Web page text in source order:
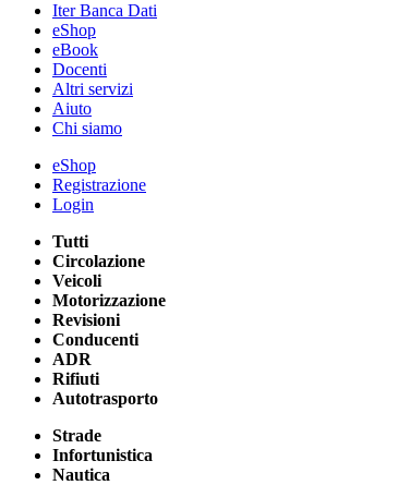
Iter Banca Dati
eShop
eBook
Docenti
Altri servizi
Aiuto
Chi siamo
eShop
Registrazione
Login
Tutti
Circolazione
Veicoli
Motorizzazione
Revisioni
Conducenti
ADR
Rifiuti
Autotrasporto
Strade
Infortunistica
Nautica